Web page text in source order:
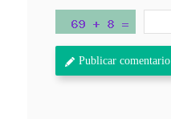
Publicar comentario